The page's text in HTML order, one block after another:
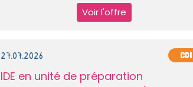
Voir l'offre
27.07.2026 CDI
IDE en unité de préparation